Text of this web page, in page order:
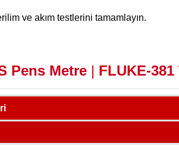
ve akım testlerini tamamlayın.
Pens Metre| FLUKE-